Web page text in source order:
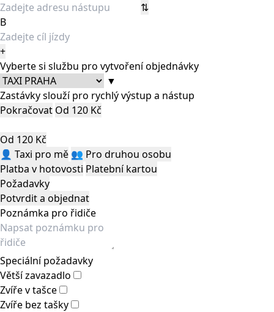
⇅
B
+
Vyberte si službu pro vytvoření objednávky
▼
Zastávky slouží pro rychlý výstup a nástup
Pokračovat Od 120 Kč
Od 120 Kč
👤 Taxi pro mě 👥 Pro druhou osobu
Platba v hotovosti Platební kartou
Požadavky
Potvrdit a objednat
Poznámka pro řidiče
Speciální požadavky
Větší zavazadlo
Zvíře v tašce
Zvíře bez tašky